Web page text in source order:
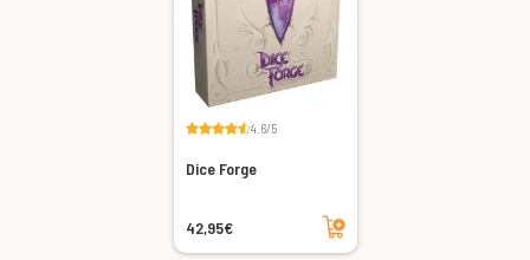
4.6/5
Dice Forge
42,95€
Ajouter au panier